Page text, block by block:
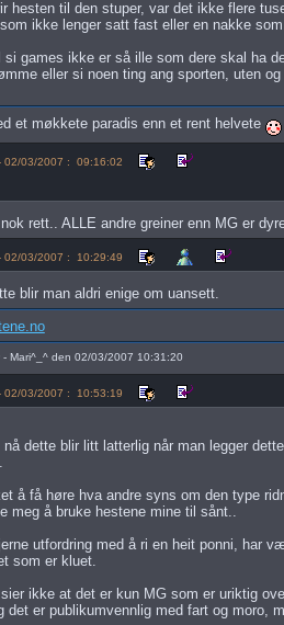
hesten til den stuper, var det ikke flere
ikke lenger satt fast eller en nakke
si games ikke er så ille som dere skal ha
eller si noen ting ang sporten, uten
et møkkete paradis enn et rent helvete
02/03/2007 : 09:16:02
rett.. ALLE andre greiner enn MG er
02/03/2007 : 10:29:49
blir man aldri enige om uansett.
- Mari^_^ den 02/03/2007 10:31:20
02/03/2007 : 10:53:19
dette blir litt latterlig når man legger
å få høre hva andre syns om den type
meg å bruke hestene mine til sånt..
utfordring med å ri en heit ponni, har
som er kluet.
ikke at det er kun MG som er uriktig
det er publikumvennlig med fart og moro,